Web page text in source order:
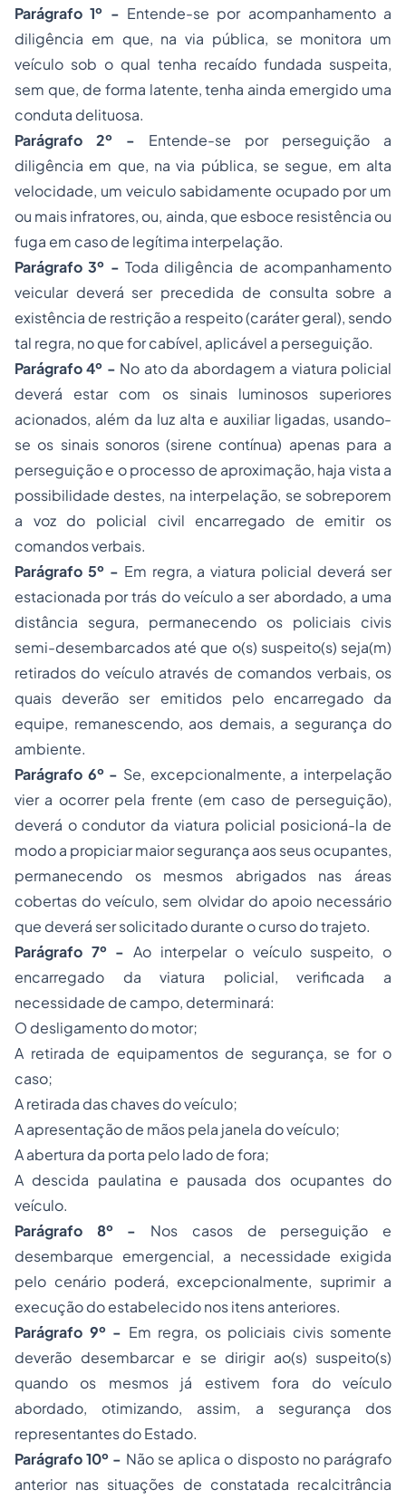
Parágrafo 1º - Entende-se por acompanhamento a
diligência em que, na via pública, se monitora um
veículo sob o qual tenha recaído fundada suspeita,
sem que, de forma latente, tenha ainda emergido uma
conduta delituosa.
Parágrafo 2º - Entende-se por perseguição a
diligência em que, na via pública, se segue, em alta
velocidade, um veiculo sabidamente ocupado por um
ou mais infratores, ou, ainda, que esboce resistência ou
fuga em caso de legítima interpelação.
Parágrafo 3º - Toda diligência de acompanhamento
veicular deverá ser precedida de consulta sobre a
existência de restrição a respeito (caráter geral), sendo
tal regra, no que for cabível, aplicável a perseguição.
Parágrafo 4º - No ato da abordagem a viatura policial
deverá estar com os sinais luminosos superiores
acionados, além da luz alta e auxiliar ligadas, usando-
se os sinais sonoros (sirene contínua) apenas para a
perseguição e o processo de aproximação, haja vista a
possibilidade destes, na interpelação, se sobreporem
a voz do policial civil encarregado de emitir os
comandos verbais.
Parágrafo 5º - Em regra, a viatura policial deverá ser
estacionada por trás do veículo a ser abordado, a uma
distância segura, permanecendo os policiais civis
semi-desembarcados até que o(s) suspeito(s) seja(m)
retirados do veículo através de comandos verbais, os
quais deverão ser emitidos pelo encarregado da
equipe, remanescendo, aos demais, a segurança do
ambiente.
Parágrafo 6º - Se, excepcionalmente, a interpelação
vier a ocorrer pela frente (em caso de perseguição),
deverá o condutor da viatura policial posicioná-la de
modo a propiciar maior segurança aos seus ocupantes,
permanecendo os mesmos abrigados nas áreas
cobertas do veículo, sem olvidar do apoio necessário
que deverá ser solicitado durante o curso do trajeto.
Parágrafo 7º - Ao interpelar o veículo suspeito, o
encarregado da viatura policial, verificada a
necessidade de campo, determinará:
O desligamento do motor;
A retirada de equipamentos de segurança, se for o
caso;
A retirada das chaves do veículo;
A apresentação de mãos pela janela do veículo;
A abertura da porta pelo lado de fora;
A descida paulatina e pausada dos ocupantes do
veículo.
Parágrafo 8º - Nos casos de perseguição e
desembarque emergencial, a necessidade exigida
pelo cenário poderá, excepcionalmente, suprimir a
execução do estabelecido nos itens anteriores.
Parágrafo 9º - Em regra, os policiais civis somente
deverão desembarcar e se dirigir ao(s) suspeito(s)
quando os mesmos já estivem fora do veículo
abordado, otimizando, assim, a segurança dos
representantes do Estado.
Parágrafo 10º - Não se aplica o disposto no parágrafo
anterior nas situações de constatada recalcitrância